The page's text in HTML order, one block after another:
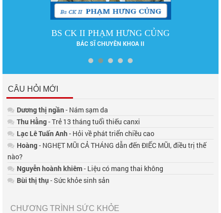
BS CK II PHẠM HƯNG CỦNG
BÁC SĨ CHUYÊN KHOA II
CÂU HỎI MỚI
Dương thị ngần- Nám sạm da
Thu Hằng- Trẻ 13 tháng tuổi thiếu canxi
Lạc Lê Tuấn Anh- Hỏi về phát triển chiều cao
Hoàng- NGHẸT MŨI CẢ THÁNG dẫn đến ĐIẾC MŨI, điều trị thế
nào?
Nguyễn hoành khiêm- Liệu có mang thai không
Bùi thị thụ- Sức khỏe sinh sản
CHƯƠNG TRÌNH SỨC KHỎE